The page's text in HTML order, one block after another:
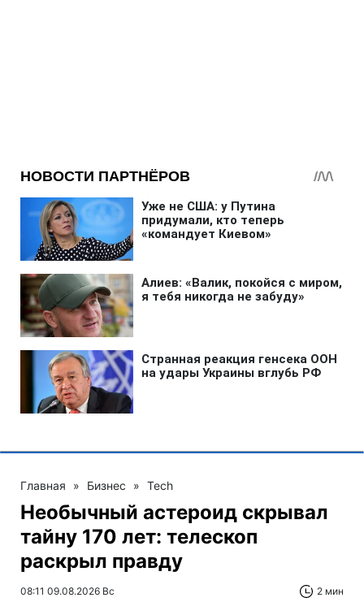
Главная » Бизнес » Tech
Необычный астероид скрывал
тайну 170 лет: телескоп
раскрыл правду
08:11 09.08.2026 Вс 2 мин